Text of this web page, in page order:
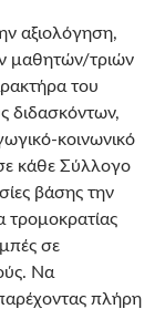
αξιολόγηση,
μαθητών/τριών
του
διδασκόντων,
κοινωνικό
κάθε Σύλλογο
βάσης την
τρομοκρατίας
σε
Να
πλήρη